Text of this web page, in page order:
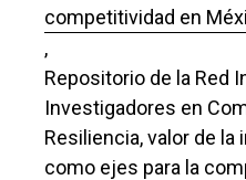
competitividad en
,
Repositorio de la Red
Investigadores en
Resiliencia, valor de
como ejes para la